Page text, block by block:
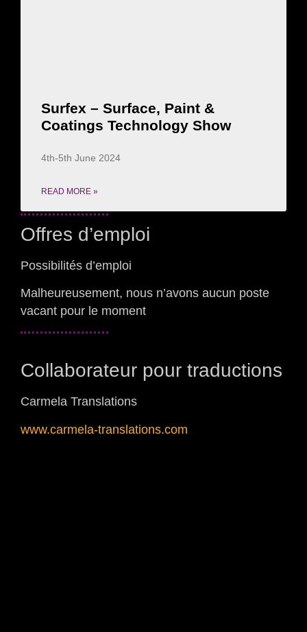
Surfex – Surface, Paint &
Coatings Technology Show
4th-5th June 2024
READ MORE »
Offres d’emploi
Possibilités d’emploi
Malheureusement, nous n’avons aucun poste
vacant pour le moment
Collaborateur pour traductions
Carmela Translations
www.carmela-translations.com